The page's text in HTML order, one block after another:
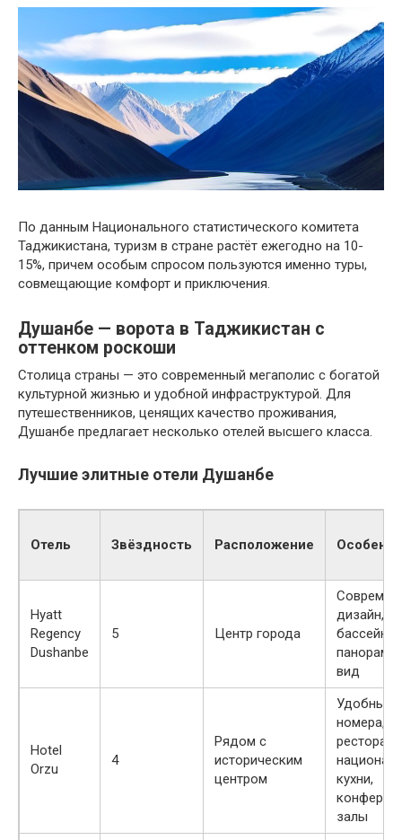
По данным Национального статистического комитета
Таджикистана, туризм в стране растёт ежегодно на 10-
15%, причем особым спросом пользуются именно туры,
совмещающие комфорт и приключения.
Душанбе — ворота в Таджикистан с
оттенком роскоши
Столица страны — это современный мегаполис с богатой
культурной жизнью и удобной инфраструктурой. Для
путешественников, ценящих качество проживания,
Душанбе предлагает несколько отелей высшего класса.
Лучшие элитные отели Душанбе
Отель Звёздность Расположение
Hyatt
Regency
Dushanbe
5 Центр города
дизайн,
бассейн,
вид
Hotel
Orzu
4
Рядом с
историческим
центром
Удобные
номера,
ресторан
кухни,
залы